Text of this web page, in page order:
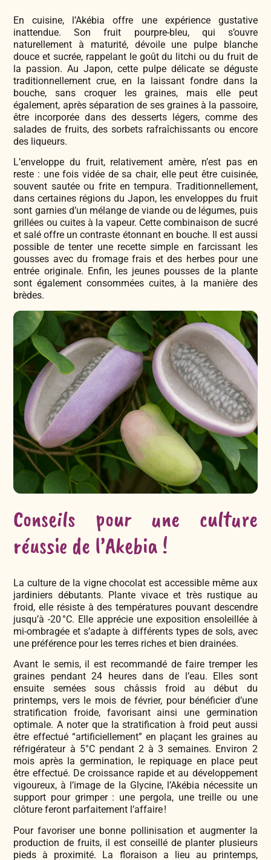
En cuisine, l’Akébia offre une expérience gustative
inattendue. Son fruit pourpre-bleu, qui s’ouvre
naturellement à maturité, dévoile une pulpe blanche
douce et sucrée, rappelant le goût du litchi ou du fruit de
la passion. Au Japon, cette pulpe délicate se déguste
traditionnellement crue, en la laissant fondre dans la
bouche, sans croquer les graines, mais elle peut
également, après séparation de ses graines à la passoire,
être incorporée dans des desserts légers, comme des
salades de fruits, des sorbets rafraîchissants ou encore
des liqueurs.
L’enveloppe du fruit, relativement amère, n’est pas en
reste : une fois vidée de sa chair, elle peut être cuisinée,
souvent sautée ou frite en tempura. Traditionnellement,
dans certaines régions du Japon, les enveloppes du fruit
sont garnies d’un mélange de viande ou de légumes, puis
grillées ou cuites à la vapeur. Cette combinaison de sucré
et salé offre un contraste étonnant en bouche. Il est aussi
possible de tenter une recette simple en farcissant les
gousses avec du fromage frais et des herbes pour une
entrée originale. Enfin, les jeunes pousses de la plante
sont également consommées cuites, à la manière des
brèdes.
Conseils pour une culture
réussie de l’Akebia !
La culture de la vigne chocolat est accessible même aux
jardiniers débutants. Plante vivace et très rustique au
froid, elle résiste à des températures pouvant descendre
jusqu’à -20 °C. Elle apprécie une exposition ensoleillée à
mi-ombragée et s’adapte à différents types de sols, avec
une préférence pour les terres riches et bien drainées.
Avant le semis, il est recommandé de faire tremper les
graines pendant 24 heures dans de l’eau. Elles sont
ensuite semées sous châssis froid au début du
printemps, vers le mois de février, pour bénéficier d’une
stratification froide, favorisant ainsi une germination
optimale. A noter que la stratification à froid peut aussi
être effectué “artificiellement” en plaçant les graines au
réfrigérateur à 5°C pendant 2 à 3 semaines. Environ 2
mois après la germination, le repiquage en place peut
être effectué. De croissance rapide et au développement
vigoureux, à l’image de la Glycine, l’Akébia nécessite un
support pour grimper : une pergola, une treille ou une
clôture feront parfaitement l’affaire !
Pour favoriser une bonne pollinisation et augmenter la
production de fruits, il est conseillé de planter plusieurs
pieds à proximité. La floraison a lieu au printemps,